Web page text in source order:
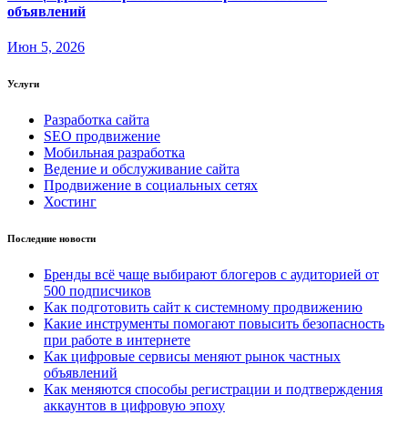
объявлений
Июн 5, 2026
Услуги
Разработка сайта
SEO продвижение
Мобильная разработка
Ведение и обслуживание сайта
Продвижение в социальных сетях
Хостинг
Последние новости
Бренды всё чаще выбирают блогеров с аудиторией от
500 подписчиков
Как подготовить сайт к системному продвижению
Какие инструменты помогают повысить безопасность
при работе в интернете
Как цифровые сервисы меняют рынок частных
объявлений
Как меняются способы регистрации и подтверждения
аккаунтов в цифровую эпоху